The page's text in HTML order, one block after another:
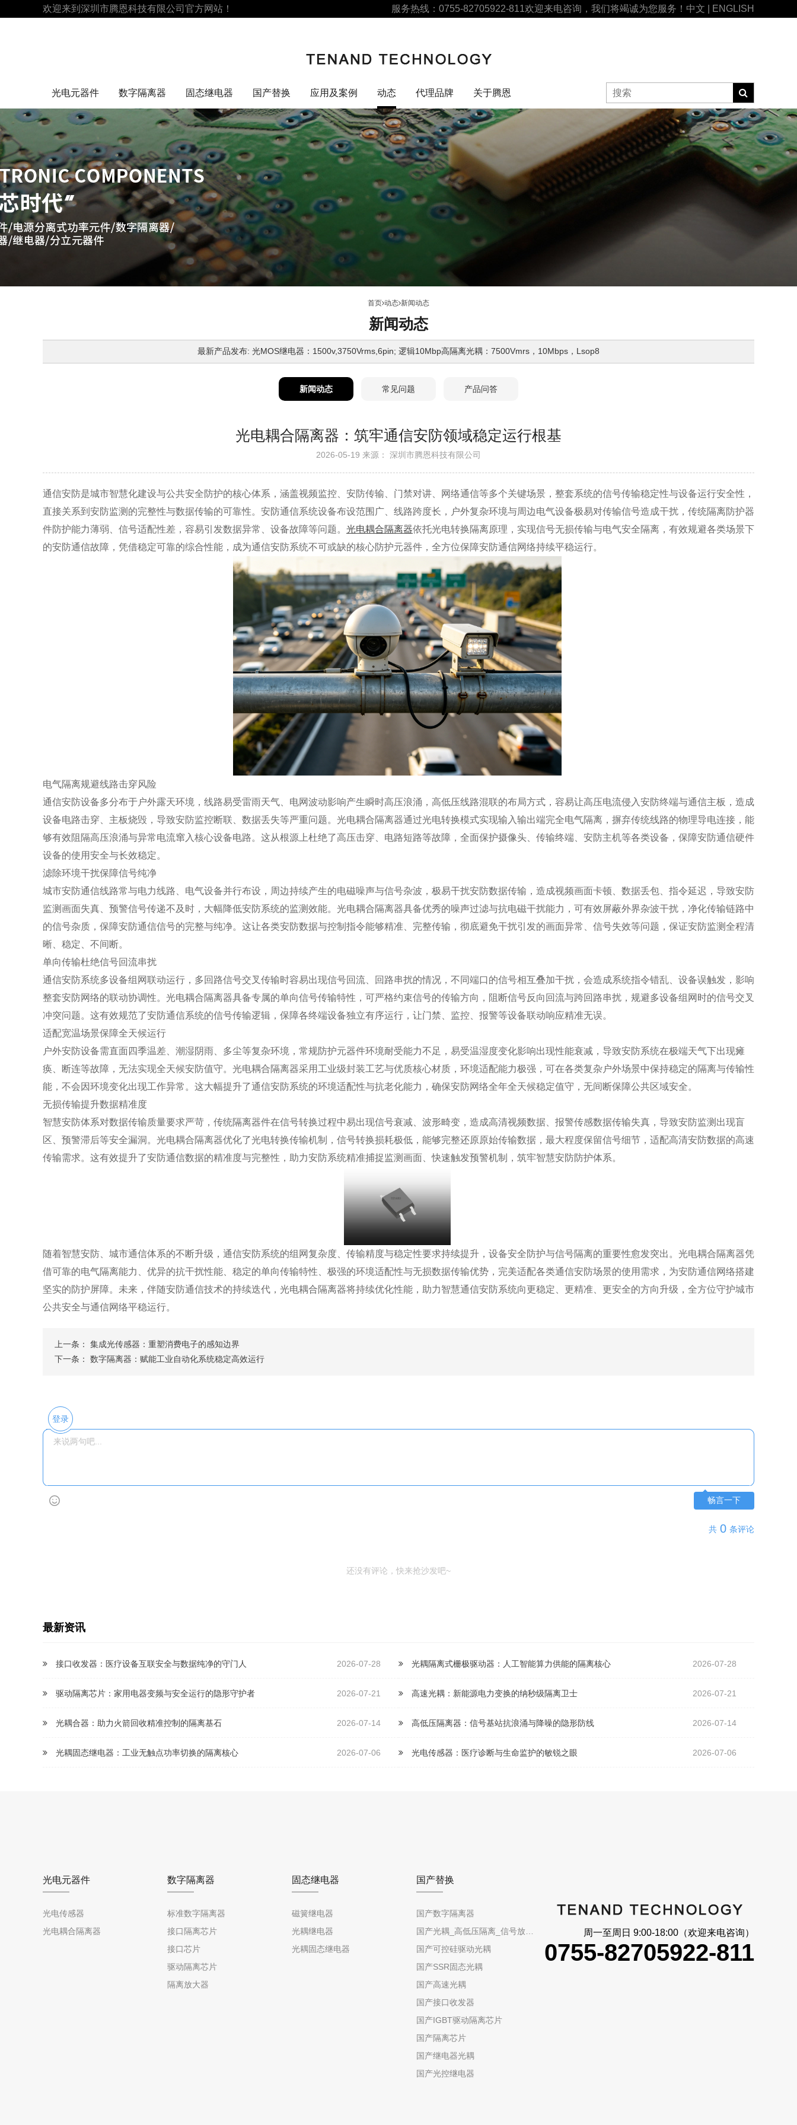
欢迎来到深圳市腾恩科技有限公司官方网站！ 服务热线：0755-82705922-811欢迎来电咨询，我们将竭诚为您服务！ 中文 ENGLISH
光电元器件 数字隔离器 固态继电器 国产替换 应用及案例 动态 代理品牌 关于腾恩
首页 动态 新闻动态
新闻动态
最新产品发布: 光MOS继电器：1500v,3750Vrms,6pin; 逻辑10Mbp高隔离光耦：7500Vmrs，10Mbps，Lsop8
新闻动态 常见问题 产品问答
光电耦合隔离器：筑牢通信安防领域稳定运行根基
2026-05-19 来源： 深圳市腾恩科技有限公司
通信安防是城市智慧化建设与公共安全防护的核心体系，涵盖视频监控、安防传输、门禁对讲、网络通信等多个关键场景，整套系统的信号传输稳定性与设备运行安全性，
直接关系到安防监测的完整性与数据传输的可靠性。安防通信系统设备布设范围广、线路跨度长，户外复杂环境与周边电气设备极易对传输信号造成干扰，传统隔离防护器
件防护能力薄弱、信号适配性差，容易引发数据异常、设备故障等问题。 光电耦合隔离器依托光电转换隔离原理，实现信号无损传输与电气安全隔离，有效规避各类场景下
的安防通信故障，凭借稳定可靠的综合性能，成为通信安防系统不可或缺的核心防护元器件，全方位保障安防通信网络持续平稳运行。
电气隔离规避线路击穿风险
通信安防设备多分布于户外露天环境，线路易受雷雨天气、电网波动影响产生瞬时高压浪涌，高低压线路混联的布局方式，容易让高压电流侵入安防终端与通信主板，造成
设备电路击穿、主板烧毁，导致安防监控断联、数据丢失等严重问题。光电耦合隔离器通过光电转换模式实现输入输出端完全电气隔离，摒弃传统线路的物理导电连接，能
够有效阻隔高压浪涌与异常电流窜入核心设备电路。这从根源上杜绝了高压击穿、电路短路等故障，全面保护摄像头、传输终端、安防主机等各类设备，保障安防通信硬件
设备的使用安全与长效稳定。
滤除环境干扰保障信号纯净
城市安防通信线路常与电力线路、电气设备并行布设，周边持续产生的电磁噪声与信号杂波，极易干扰安防数据传输，造成视频画面卡顿、数据丢包、指令延迟，导致安防
监测画面失真、预警信号传递不及时，大幅降低安防系统的监测效能。光电耦合隔离器具备优秀的噪声过滤与抗电磁干扰能力，可有效屏蔽外界杂波干扰，净化传输链路中
的信号杂质，保障安防通信信号的完整与纯净。这让各类安防数据与控制指令能够精准、完整传输，彻底避免干扰引发的画面异常、信号失效等问题，保证安防监测全程清
晰、稳定、不间断。
单向传输杜绝信号回流串扰
通信安防系统多设备组网联动运行，多回路信号交叉传输时容易出现信号回流、回路串扰的情况，不同端口的信号相互叠加干扰，会造成系统指令错乱、设备误触发，影响
整套安防网络的联动协调性。光电耦合隔离器具备专属的单向信号传输特性，可严格约束信号的传输方向，阻断信号反向回流与跨回路串扰，规避多设备组网时的信号交叉
冲突问题。这有效规范了安防通信系统的信号传输逻辑，保障各终端设备独立有序运行，让门禁、监控、报警等设备联动响应精准无误。
适配宽温场景保障全天候运行
户外安防设备需直面四季温差、潮湿阴雨、多尘等复杂环境，常规防护元器件环境耐受能力不足，易受温湿度变化影响出现性能衰减，导致安防系统在极端天气下出现瘫
痪、断连等故障，无法实现全天候安防值守。光电耦合隔离器采用工业级封装工艺与优质核心材质，环境适配能力极强，可在各类复杂户外场景中保持稳定的隔离与传输性
能，不会因环境变化出现工作异常。这大幅提升了通信安防系统的环境适配性与抗老化能力，确保安防网络全年全天候稳定值守，无间断保障公共区域安全。
无损传输提升数据精准度
智慧安防体系对数据传输质量要求严苛，传统隔离器件在信号转换过程中易出现信号衰减、波形畸变，造成高清视频数据、报警传感数据传输失真，导致安防监测出现盲
区、预警滞后等安全漏洞。光电耦合隔离器优化了光电转换传输机制，信号转换损耗极低，能够完整还原原始传输数据，最大程度保留信号细节，适配高清安防数据的高速
传输需求。这有效提升了安防通信数据的精准度与完整性，助力安防系统精准捕捉监测画面、快速触发预警机制，筑牢智慧安防防护体系。
随着智慧安防、城市通信体系的不断升级，通信安防系统的组网复杂度、传输精度与稳定性要求持续提升，设备安全防护与信号隔离的重要性愈发突出。光电耦合隔离器凭
借可靠的电气隔离能力、优异的抗干扰性能、稳定的单向传输特性、极强的环境适配性与无损数据传输优势，完美适配各类通信安防场景的使用需求，为安防通信网络搭建
坚实的防护屏障。未来，伴随安防通信技术的持续迭代，光电耦合隔离器将持续优化性能，助力智慧通信安防系统向更稳定、更精准、更安全的方向升级，全方位守护城市
公共安全与通信网络平稳运行。
上一条： 集成光传感器：重塑消费电子的感知边界
下一条： 数字隔离器：赋能工业自动化系统稳定高效运行
登录
畅言一下
共 0 条评论
还没有评论，快来抢沙发吧~
最新资讯
接口收发器：医疗设备互联安全与数据纯净的守门人 2026-07-28 光耦隔离式栅极驱动器：人工智能算力供能的隔离核心 2026-07-28
驱动隔离芯片：家用电器变频与安全运行的隐形守护者 2026-07-21 高速光耦：新能源电力变换的纳秒级隔离卫士 2026-07-21
光耦合器：助力火箭回收精准控制的隔离基石 2026-07-14 高低压隔离器：信号基站抗浪涌与降噪的隐形防线 2026-07-14
光耦固态继电器：工业无触点功率切换的隔离核心 2026-07-06 光电传感器：医疗诊断与生命监护的敏锐之眼 2026-07-06
光电元器件
光电传感器
光电耦合隔离器
数字隔离器
标准数字隔离器
接口隔离芯片
接口芯片
驱动隔离芯片
隔离放大器
固态继电器
磁簧继电器
光耦继电器
光耦固态继电器
国产替换
国产数字隔离器
国产可控硅驱动光耦
国产SSR固态光耦
国产高速光耦
国产接口收发器
国产IGBT驱动隔离芯片
国产隔离芯片
国产继电器光耦
国产光控继电器
周一至周日 9:00-18:00（欢迎来电咨询）
0755-82705922-811